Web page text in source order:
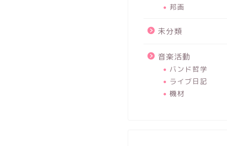
邦画
未分類
音楽活動
バンド哲学
ライブ日記
機材